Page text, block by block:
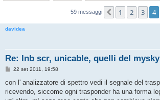
59 messaggi Precedente
1 2 3 4
davidea
Re: lnb scr, unicable, quelli del
M
s
a
22 set 2011, 19:58
con l' analizzatore di spettro vedi il segnale del
ricevendo, siccome ogni trasponder ha una forma